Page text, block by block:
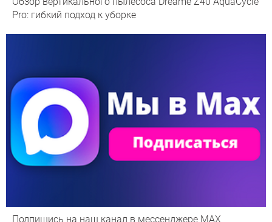
Pro: гибкий подход к уборке
Подпишись на наш канал в мессенджере МАХ